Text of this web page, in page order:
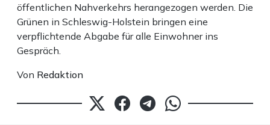
öffentlichen Nahverkehrs herangezogen werden. Die
Grünen in Schleswig-Holstein bringen eine
verpflichtende Abgabe für alle Einwohner ins
Gespräch.
Von Redaktion